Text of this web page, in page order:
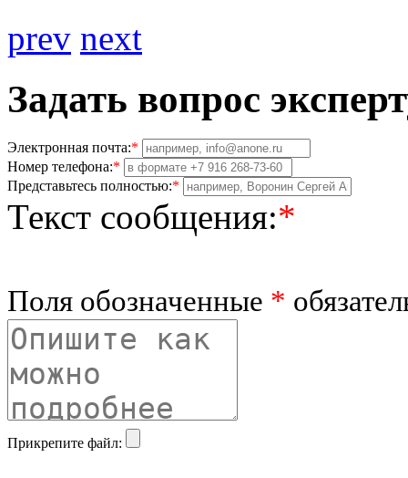
prev next
Задать вопрос
Электронная почта:*
Номер телефона:*
Представьтесь полностью:*
Текст сообщения:*
Поля обозначенные *
Прикрепите файл: